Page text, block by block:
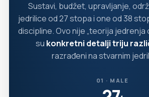
Sustavi, budžet, upravljanje,
jedrilice od 27 stopa i one od 38
discipline. Ovo nije „teorija
su konkretni detalji triju
razrađeni na stvarnim
01 · MALE